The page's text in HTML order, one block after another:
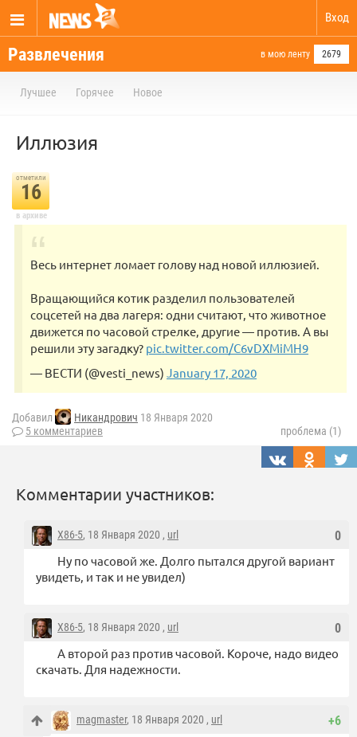
Вход
Развлечения в мою ленту 2679
Лучшее Горячее Новое
Иллюзия
отметили
16
в архиве
Весь интернет ломает голову над новой иллюзией.
Вращающийся котик разделил пользователей
соцсетей на два лагеря: одни считают, что животное
движется по часовой стрелке, другие — против. А вы
решили эту загадку? pic.twitter.com/C6vDXMiMH9
— ВЕСТИ (@vesti_news) January 17, 2020
Добавил Никандрович 18 Января 2020
5 комментариев
проблема (1)
Комментарии участников:
0
X86-5, 18 Января 2020 , url
Ну по часовой же. Долго пытался другой вариант
увидеть, и так и не увидел)
0
X86-5, 18 Января 2020 , url
А второй раз против часовой. Короче, надо видео
скачать. Для надежности.
+6
magmaster, 18 Января 2020 , url